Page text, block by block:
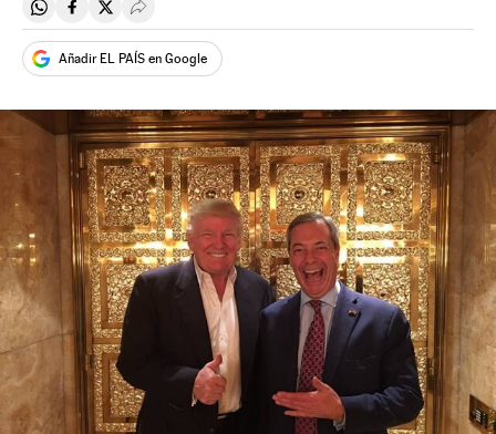
Compartir en Whatsapp
Compartir en Facebook
Compartir en Twitter
Desplegar Redes Sociales
Añadir EL PAÍS en Google